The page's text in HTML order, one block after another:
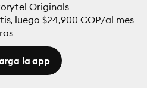
Originals
luego $24,900 COP/al mes
la app